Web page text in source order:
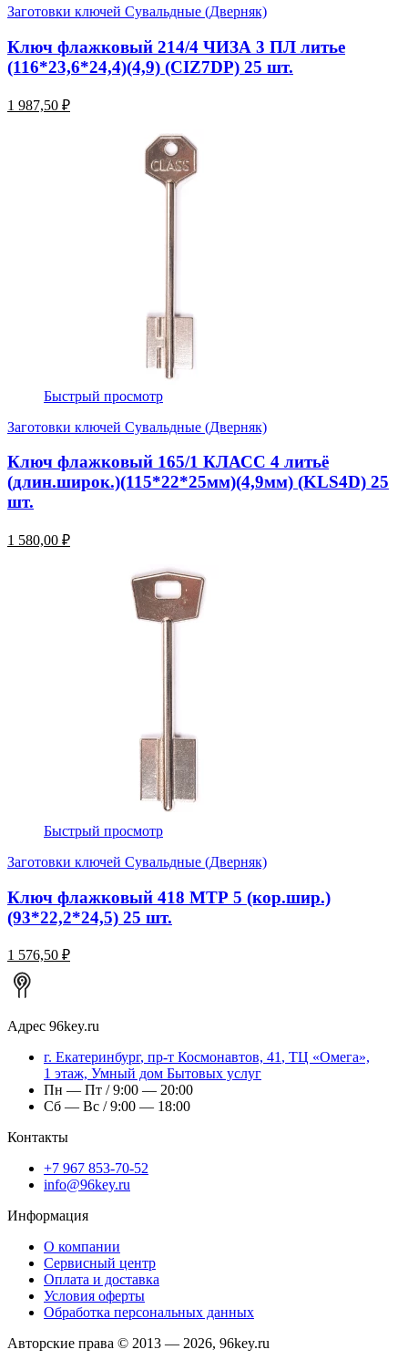
Заготовки ключей Сувальдные (Дверняк)
Ключ флажковый 214/4 ЧИЗА 3 ПЛ литье
(116*23,6*24,4)(4,9) (CIZ7DP) 25 шт.
1 987,50 ₽
Быстрый просмотр
Заготовки ключей Сувальдные (Дверняк)
Ключ флажковый 165/1 КЛАСС 4 литьё
(длин.широк.)(115*22*25мм)(4,9мм) (KLS4D) 25
шт.
1 580,00 ₽
Быстрый просмотр
Заготовки ключей Сувальдные (Дверняк)
Ключ флажковый 418 МТР 5 (кор.шир.)
(93*22,2*24,5) 25 шт.
1 576,50 ₽
Адрес 96key.ru
г. Екатеринбург, пр-т Космонавтов, 41, ТЦ «Омега»,
1 этаж, Умный дом Бытовых услуг
Пн — Пт / 9:00 — 20:00
Сб — Вс / 9:00 — 18:00
Контакты
+7 967 853-70-52
info@96key.ru
Информация
О компании
Сервисный центр
Оплата и доставка
Условия оферты
Обработка персональных данных
Авторские права © 2013 — 2026, 96key.ru